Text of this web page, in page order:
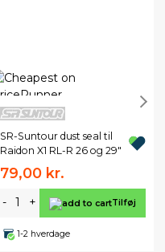
SR-Suntour dust seal til
Raidon X1 RL-R 26 og 29"
79,00 kr.
- + Tilføj
1-2 hverdage